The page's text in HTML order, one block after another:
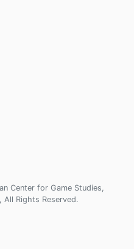
Center for Game Studies,
All Rights Reserved.